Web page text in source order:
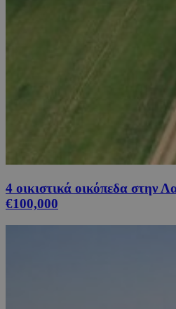
4 οικιστικά οικόπεδα στην
€100,000